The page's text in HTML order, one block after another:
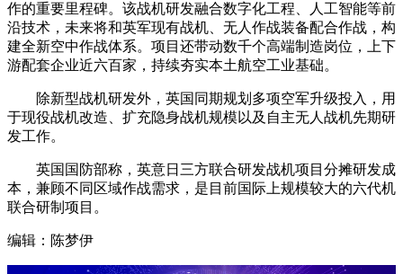
作的重要里程碑。该战机研发融合数字化工程、人工智能等前
沿技术，未来将和英军现有战机、无人作战装备配合作战，构
建全新空中作战体系。项目还带动数千个高端制造岗位，上下
游配套企业近六百家，持续夯实本土航空工业基础。
除新型战机研发外，英国同期规划多项空军升级投入，用
于现役战机改造、扩充隐身战机规模以及自主无人战机先期研
发工作。
英国国防部称，英意日三方联合研发战机项目分摊研发成
本，兼顾不同区域作战需求，是目前国际上规模较大的六代机
联合研制项目。
编辑：陈梦伊